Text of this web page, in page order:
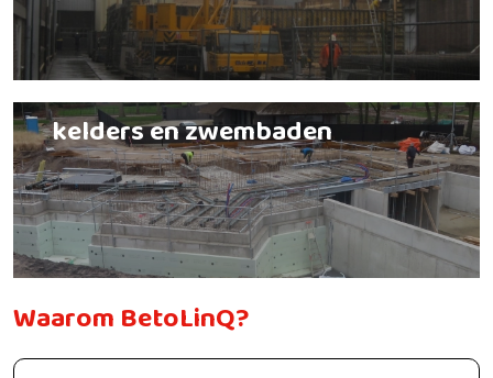
kelders en zwembaden
Waarom BetoLinQ?